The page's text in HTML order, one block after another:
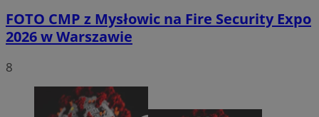
FOTO CMP z Mysłowic na Fire Security Expo
2026 w Warszawie
8